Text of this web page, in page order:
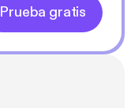
Prueba gratis